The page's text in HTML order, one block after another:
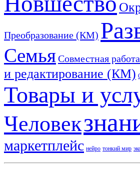
Преобразование (КМ)
СемьяСовместная
и редактирование (КМ)
Товары и
Человек
маркетплейс нейро тонкий мир